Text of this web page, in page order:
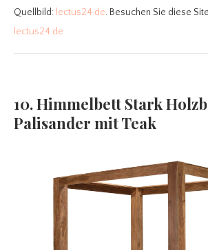
Quellbild: lectus24.de. Besuchen Sie diese
lectus24.de
10. Himmelbett Stark
Palisander mit Teak